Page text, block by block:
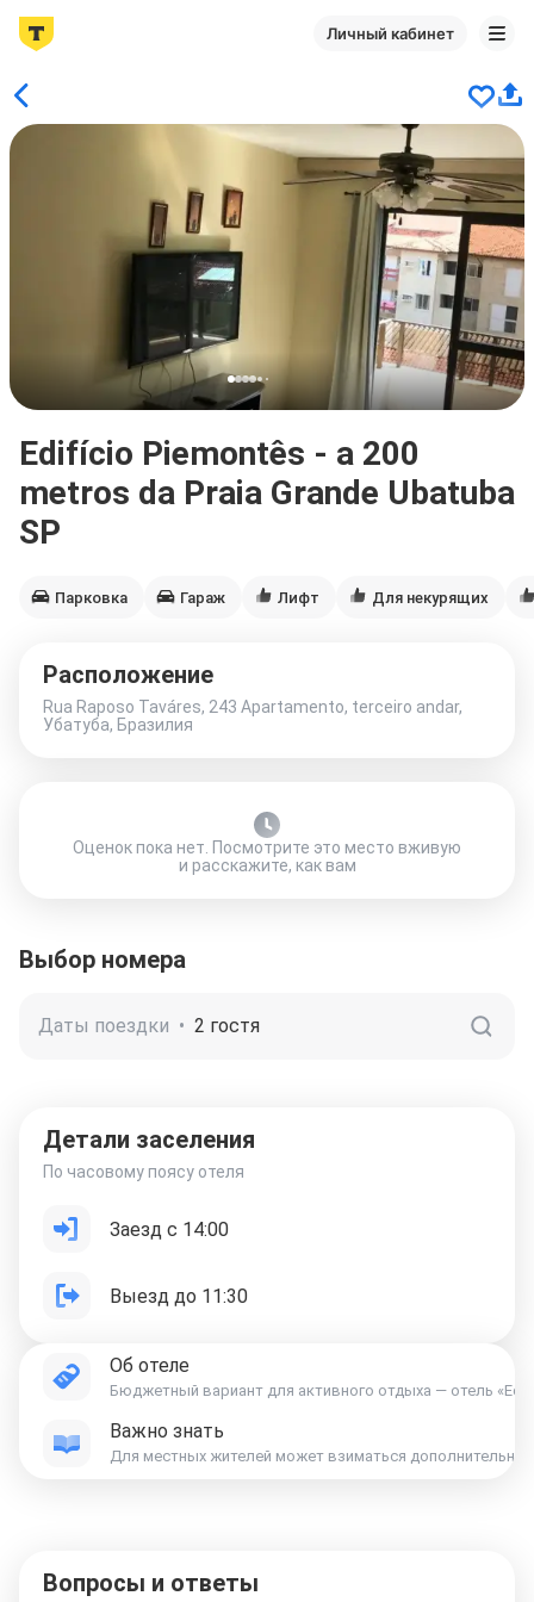
Личный кабинет
Edifício Piemontês - a 200
metros da Praia Grande Ubatuba
SP
Парковка Гараж Лифт Для некурящих
Расположение
Rua Raposo Taváres, 243 Apartamento, terceiro andar,
Убатуба, Бразилия
Оценок пока нет. Посмотрите это место вживую
и расскажите, как вам
Выбор номера
Даты поездки • 2 гостя
Детали заселения
По часовому поясу отеля
Заезд с 14:00
Выезд до 11:30
Об отеле
Бюджетный вариант для активного отдыха — отель
Важно знать
Для местных жителей может взиматься
Вопросы и ответы